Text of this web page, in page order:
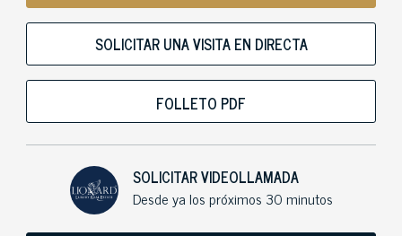
SOLICITAR UNA VISITA EN DIRECTA
FOLLETO PDF
SOLICITAR VIDEOLLAMADA
Desde ya los próximos 30 minutos